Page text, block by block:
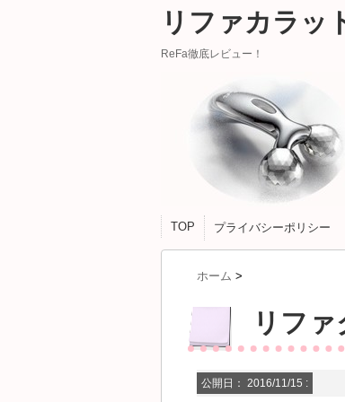
リファカラッ
ReFa徹底レビュー！
TOP プライバシーポリシー
ホーム >
リフ
公開日： 2016/11/15 :